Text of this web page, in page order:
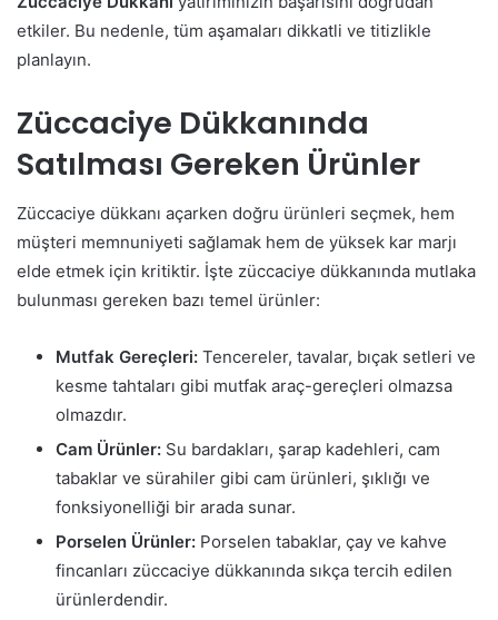
etkiler. Bu nedenle, tüm aşamaları dikkatli ve titizlikle
planlayın.
Züccaciye Dükkanında
Satılması Gereken Ürünler
Züccaciye dükkanı açarken doğru ürünleri seçmek, hem
müşteri memnuniyeti sağlamak hem de yüksek kar marjı
elde etmek için kritiktir. İşte züccaciye dükkanında mutlaka
bulunması gereken bazı temel ürünler:
Mutfak Gereçleri: Tencereler, tavalar, bıçak setleri ve
kesme tahtaları gibi mutfak araç-gereçleri olmazsa
olmazdır.
Cam Ürünler: Su bardakları, şarap kadehleri, cam
tabaklar ve sürahiler gibi cam ürünleri, şıklığı ve
fonksiyonelliği bir arada sunar.
Porselen Ürünler: Porselen tabaklar, çay ve kahve
fincanları züccaciye dükkanında sıkça tercih edilen
ürünlerdendir.